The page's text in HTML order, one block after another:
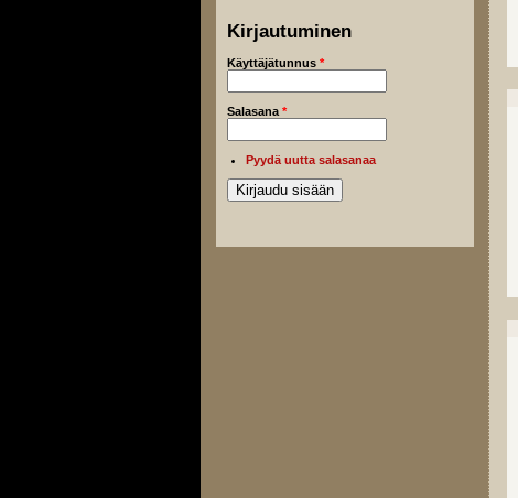
Kirjautuminen
Käyttäjätunnus *
Salasana *
Pyydä uutta salasanaa